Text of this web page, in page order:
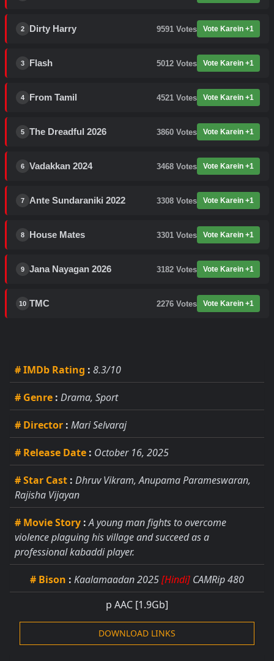
2 Dirty Harry 9591 Votes Vote Karein +1
3 Flash 5012 Votes Vote Karein +1
4 From Tamil 4521 Votes Vote Karein +1
5 The Dreadful 2026 3860 Votes Vote Karein +1
6 Vadakkan 2024 3468 Votes Vote Karein +1
7 Ante Sundaraniki 2022 3308 Votes Vote Karein +1
8 House Mates 3301 Votes Vote Karein +1
9 Jana Nayagan 2026 3182 Votes Vote Karein +1
10 TMC 2276 Votes Vote Karein +1
# IMDb Rating : 8.3/10
# Genre : Drama, Sport
# Director : Mari Selvaraj
# Release Date : October 16, 2025
# Star Cast : Dhruv Vikram, Anupama Parameswaran,
Rajisha Vijayan
# Movie Story : A young man fights to overcome
violence plaguing his village and succeed as a
professional kabaddi player.
# Bison : Kaalamaadan 2025[Hindi] CAMRip 480
p AAC [1.9Gb]
DOWNLOAD LINKS